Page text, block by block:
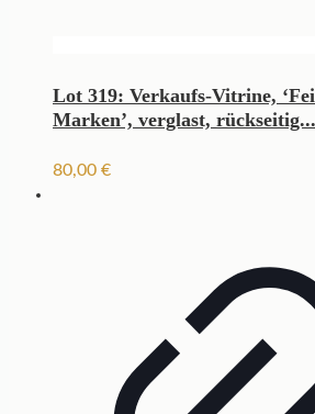
Lot 319: Verkaufs-Vitrine,
Marken’, verglast, rückseitig...
80,00 €